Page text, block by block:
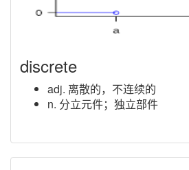
discrete
adj. 离散的，不连续的
n. 分立元件；独立部件